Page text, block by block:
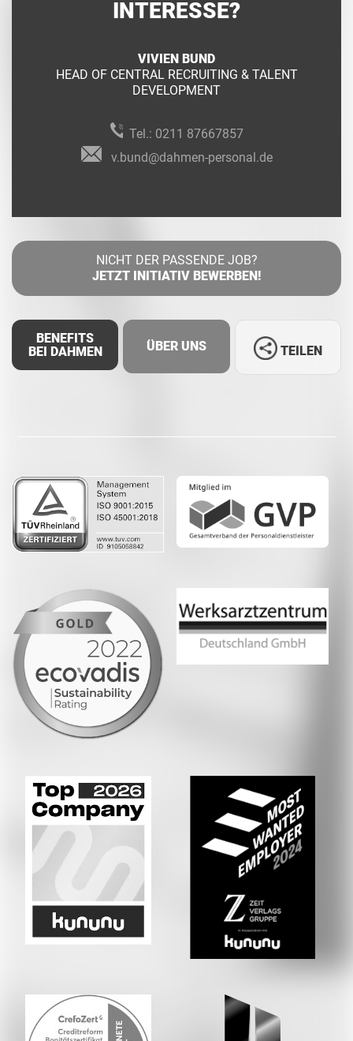
INTERESSE?
VIVIEN BUND
HEAD OF CENTRAL RECRUITING & TALENT
DEVELOPMENT
Tel.: 0211 87667857
v.bund@dahmen-personal.de
NICHT DER PASSENDE JOB?
JETZT INITIATIV BEWERBEN!
BENEFITS
BEI DAHMEN
ÜBER UNS TEILEN